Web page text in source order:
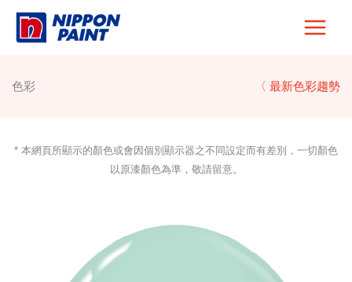
Skip
色彩 〈 最新色彩趨勢
* 本網頁所顯示的顏色或會因個別顯示器之不同設定而有差別，一切顏色
以原漆顏色為準，敬請留意。